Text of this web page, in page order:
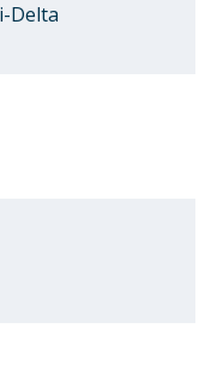
Delta